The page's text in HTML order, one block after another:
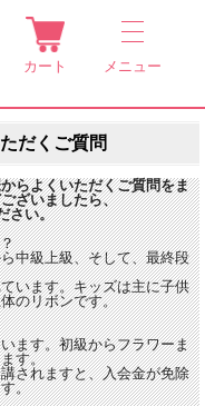
カート メニュー
だくご質問
らよくいただくご質問をま
ざいましたら、
さい。
中級上級、そして、最終段
います。キッズは主に子供
のリボンです。
ます。初級からフラワーま
す。
されますと、入会金が免除
。